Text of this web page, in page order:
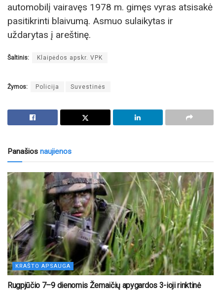
automobilį vairavęs 1978 m. gimęs vyras atsisakė
pasitikrinti blaivumą. Asmuo sulaikytas ir
uždarytas į areštinę.
Šaltinis: Klaipėdos apskr. VPK
Žymos: Policija Suvestinės
Panašios naujienos
KRAŠTO APSAUGA
Rugpjūčio 7–9 dienomis Žemaičių apygardos 3-ioji rinktinė